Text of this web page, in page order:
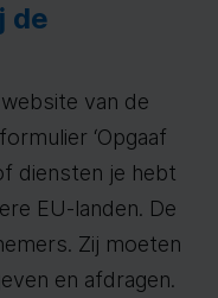
de
van de
‘Opgaaf
diensten je hebt
EU-landen. De
Zij moeten
en afdragen.